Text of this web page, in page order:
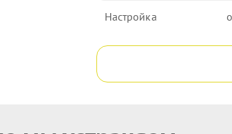
Настройка